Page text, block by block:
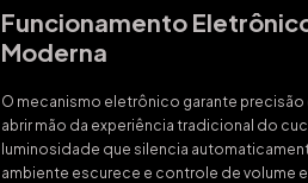
Funcionamento
Moderna
O mecanismo eletrônico garante
abrir mão da experiência tradicional do
luminosidade que silencia
ambiente escurece e controle de volume